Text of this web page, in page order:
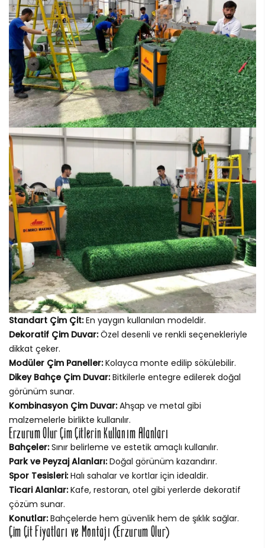
Standart Çim Çit:En yaygın kullanılan modeldir.
Dekoratif Çim Duvar:Özel desenli ve renkli seçenekleriyle
dikkat çeker.
Modüler Çim Paneller:Kolayca monte edilip sökülebilir.
Dikey Bahçe Çim Duvar:Bitkilerle entegre edilerek doğal
görünüm sunar.
Kombinasyon Çim Duvar:Ahşap ve metal gibi
malzemelerle birlikte kullanılır.
Erzurum Olur Çim Çitlerin Kullanım Alanları
Bahçeler:Sınır belirleme ve estetik amaçlı kullanılır.
Park ve Peyzaj Alanları:Doğal görünüm kazandırır.
Spor Tesisleri:Halı sahalar ve kortlar için idealdir.
Ticari Alanlar:Kafe, restoran, otel gibi yerlerde dekoratif
çözüm sunar.
Konutlar:Bahçelerde hem güvenlik hem de şıklık sağlar.
Çim Çit Fiyatları ve Montajı (Erzurum Olur)